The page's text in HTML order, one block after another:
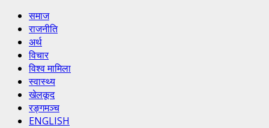
समाज
राजनीति
अर्थ
विचार
विश्व मामिला
स्वास्थ्य
खेलकूद
रङ्गमञ्च
ENGLISH